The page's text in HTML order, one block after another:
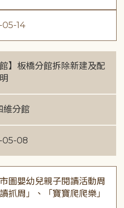
14
館】板橋分館拆除新建及配
維分館
05-08
圖嬰幼兒親子閱讀活動周
抓周」、「寶寶爬爬樂」